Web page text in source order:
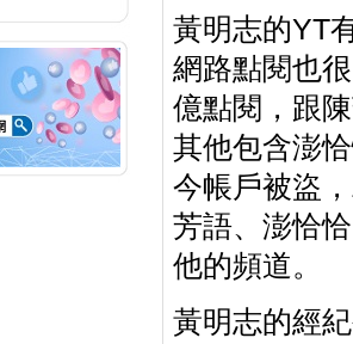
黃明志的YT
網路點閱也
億點閱，跟
其他包含澎
今帳戶被盜
芳語、澎恰
他的頻道。
黃明志的經